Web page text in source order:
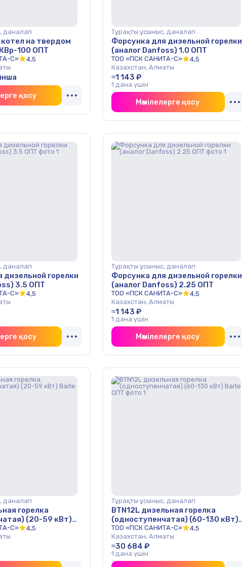
даналап
на твердом
100 ОПТ
С»
4,5
қосу
Тұрақты ұсыныс, даналап
Форсунка для дизельной горелки
(аналог Danfoss) 1.0 ОПТ
ТОО «ПСК САНИТА-С»
4,5
Казахстан, Алматы
≈1 143 ₽
1 дана үшін
Мәмілелерге қосу
даналап
дизельной горелки
3.5 ОПТ
С»
4,5
қосу
Тұрақты ұсыныс, даналап
Форсунка для дизельной горелки
(аналог Danfoss) 2.25 ОПТ
ТОО «ПСК САНИТА-С»
4,5
Казахстан, Алматы
≈1 143 ₽
1 дана үшін
Мәмілелерге қосу
даналап
горелка
(20-59 кВт)
С»
4,5
Тұрақты ұсыныс, даналап
BTN12L дизельная горелка
(одноступенчатая) (60-130 кВт)
Baite ОПТ
ТОО «ПСК САНИТА-С»
4,5
Казахстан, Алматы
≈30 684 ₽
1 дана үшін